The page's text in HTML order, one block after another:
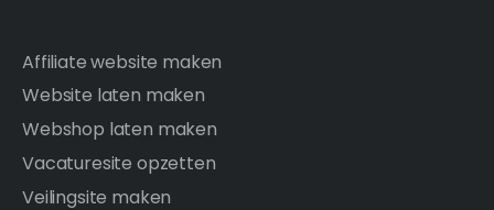
Affiliate website maken
Website laten maken
Webshop laten maken
Vacaturesite opzetten
Veilingsite maken